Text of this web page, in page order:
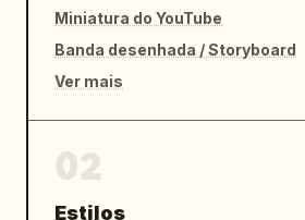
Miniatura do YouTube
Banda desenhada / Storyboard
Ver mais
Estilos